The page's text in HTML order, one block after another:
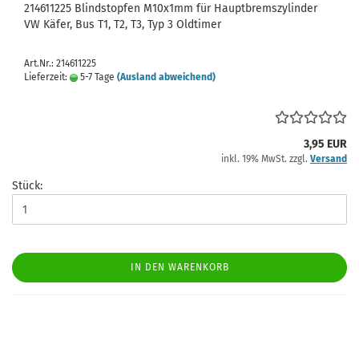
214611225 Blindstopfen M10x1mm für Hauptbremszylinder
VW Käfer, Bus T1, T2, T3, Typ 3 Oldtimer
Art.Nr.: 214611225
Lieferzeit:
5-7 Tage (Ausland abweichend)
3,95 EUR
inkl. 19% MwSt. zzgl. Versand
Stück:
IN DEN WARENKORB